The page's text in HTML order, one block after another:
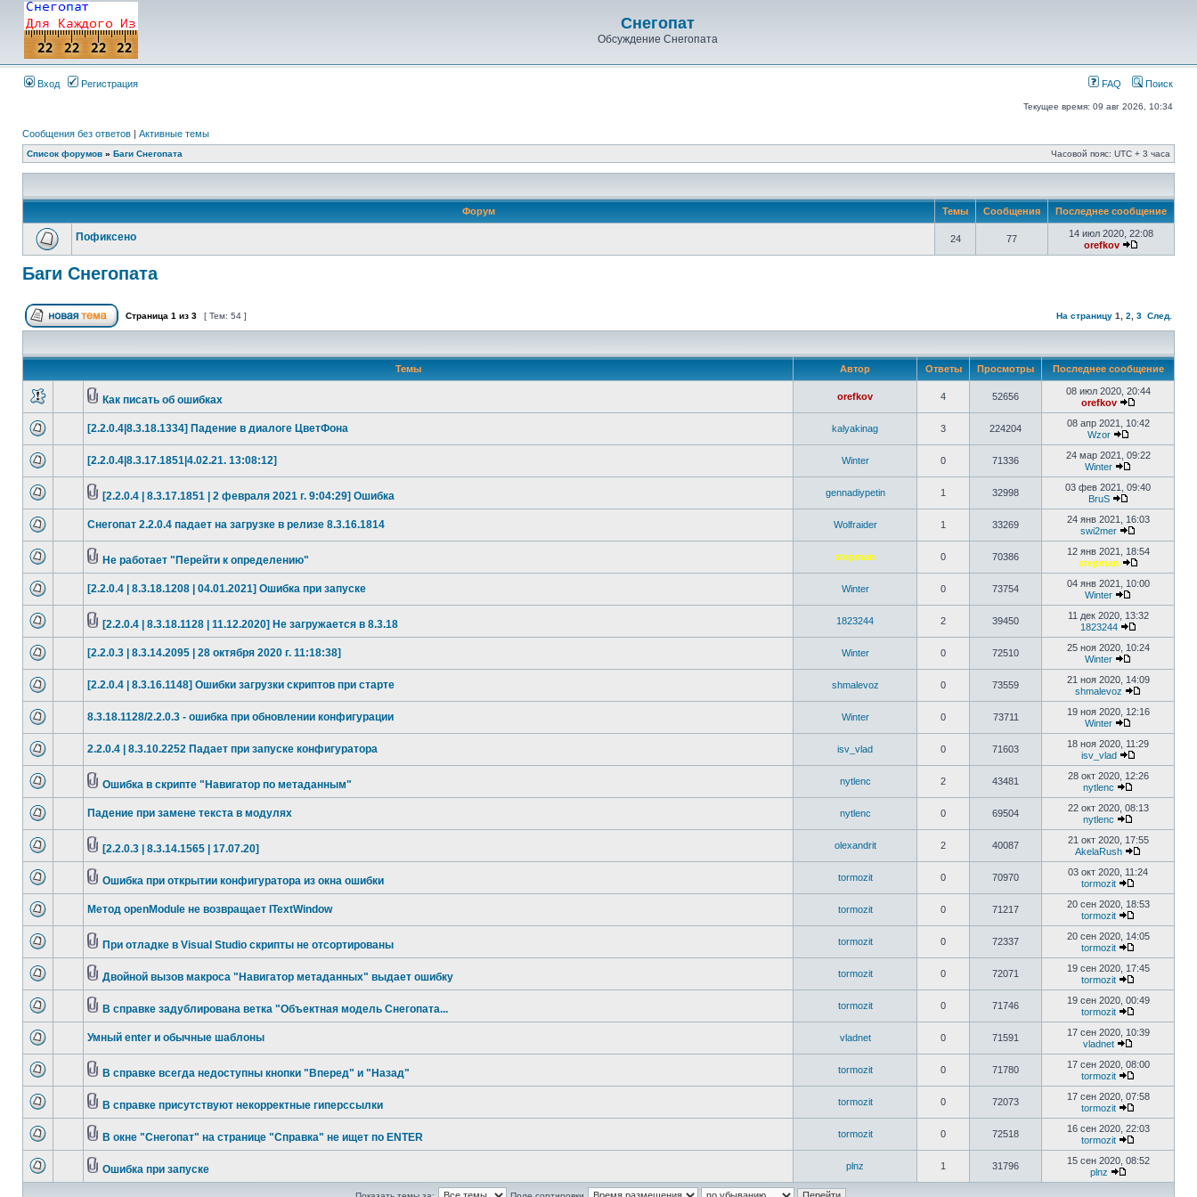
Снегопат
Обсуждение Снегопата
Вход Регистрация FAQ Поиск
Текущее время: 09 авг 2026, 10:34
Сообщения без ответов | Активные темы
Список форумов » Баги Снегопата Часовой пояс: UTC + 3 часа
Форум Темы Сообщения Последнее сообщение
Пофиксено 24 77
14 июл 2020, 22:08
orefkov
Баги Снегопата
Страница 1 из 3 [ Тем: 54 ] На страницу 1 2 3 След.
Темы Автор Ответы Просмотры Последнее сообщение
Как писать об ошибках orefkov 4 52656
08 июл 2020, 20:44
orefkov
[2.2.0.4|8.3.18.1334] Падение в диалоге ЦветФона kalyakinag 3 224204
08 апр 2021, 10:42
Wzor
[2.2.0.4|8.3.17.1851|4.02.21. 13:08:12] Winter 0 71336
24 мар 2021, 09:22
Winter
[2.2.0.4 | 8.3.17.1851 | 2 февраля 2021 г. 9:04:29] Ошибка gennadiypetin 1 32998
03 фев 2021, 09:40
BruS
Снегопат 2.2.0.4 падает на загрузке в релизе 8.3.16.1814 Wolfraider 1 33269
24 янв 2021, 16:03
swi2mer
Не работает "Перейти к определению" stepman 0 70386
12 янв 2021, 18:54
stepman
[2.2.0.4 | 8.3.18.1208 | 04.01.2021] Ошибка при запуске Winter 0 73754
04 янв 2021, 10:00
Winter
[2.2.0.4 | 8.3.18.1128 | 11.12.2020] Не загружается в 8.3.18 1823244 2 39450
11 дек 2020, 13:32
1823244
[2.2.0.3 | 8.3.14.2095 | 28 октября 2020 г. 11:18:38] Winter 0 72510
25 ноя 2020, 10:24
Winter
[2.2.0.4 | 8.3.16.1148] Ошибки загрузки скриптов при старте shmalevoz 0 73559
21 ноя 2020, 14:09
shmalevoz
8.3.18.1128/2.2.0.3 - ошибка при обновлении конфигурации Winter 0 73711
19 ноя 2020, 12:16
Winter
2.2.0.4 | 8.3.10.2252 Падает при запуске конфигуратора isv_vlad 0 71603
18 ноя 2020, 11:29
isv_vlad
Ошибка в скрипте "Навигатор по метаданным" nytlenc 2 43481
28 окт 2020, 12:26
nytlenc
Падение при замене текста в модулях nytlenc 0 69504
22 окт 2020, 08:13
nytlenc
[2.2.0.3 | 8.3.14.1565 | 17.07.20] olexandrit 2 40087
21 окт 2020, 17:55
AkelaRush
Ошибка при открытии конфигуратора из окна ошибки tormozit 0 70970
03 окт 2020, 11:24
tormozit
Метод openModule не возвращает ITextWindow tormozit 0 71217
20 сен 2020, 18:53
tormozit
При отладке в Visual Studio скрипты не отсортированы tormozit 0 72337
20 сен 2020, 14:05
tormozit
Двойной вызов макроса "Навигатор метаданных" выдает ошибку tormozit 0 72071
19 сен 2020, 17:45
tormozit
В справке задублирована ветка "Объектная модель Снегопата... tormozit 0 71746
19 сен 2020, 00:49
tormozit
Умный enter и обычные шаблоны vladnet 0 71591
17 сен 2020, 10:39
vladnet
В справке всегда недоступны кнопки "Вперед" и "Назад" tormozit 0 71780
17 сен 2020, 08:00
tormozit
В справке присутствуют некорректные гиперссылки tormozit 0 72073
17 сен 2020, 07:58
tormozit
В окне "Снегопат" на странице "Справка" не ищет по ENTER tormozit 0 72518
16 сен 2020, 22:03
tormozit
Ошибка при запуске plnz 1 31796
15 сен 2020, 08:52
plnz